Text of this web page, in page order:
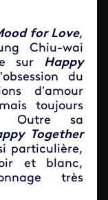
for Love,
Chiu-wai
sur Happy
du
d’amour
toujours
Outre sa
Together
particulière,
et blanc,
très